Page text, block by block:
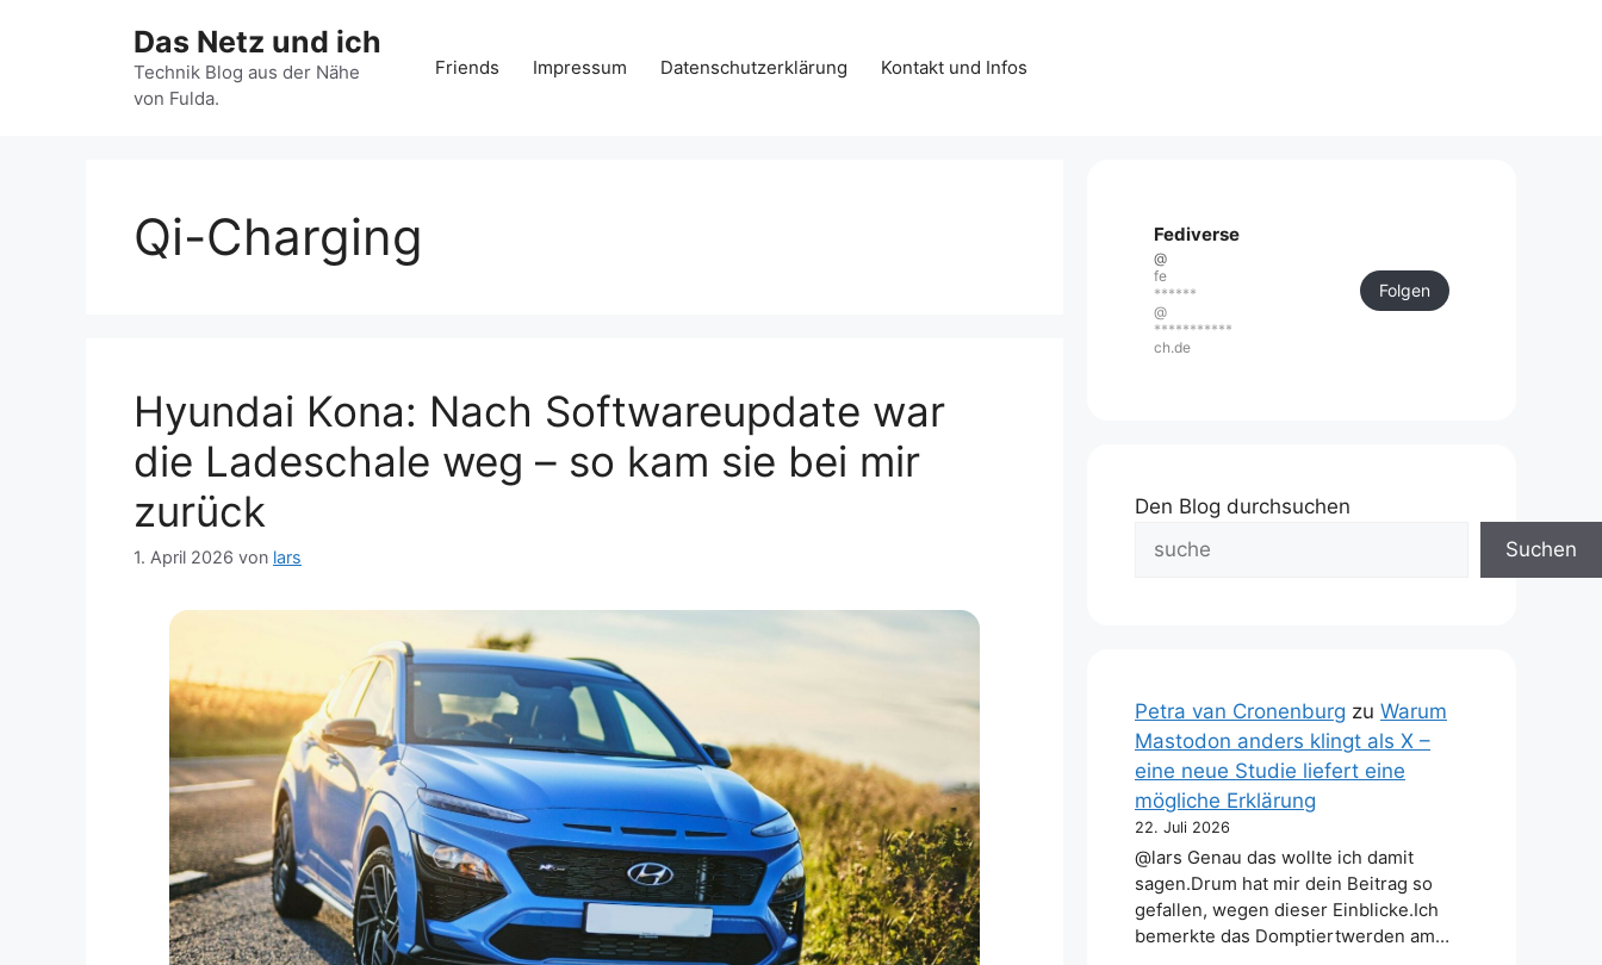
Das Netz und ich
Technik Blog aus der Nähe
von Fulda.
Friends Impressum Datenschutzerklärung Kontakt und Infos
Qi-Charging
Hyundai Kona: Nach Softwareupdate war
die Ladeschale weg – so kam sie bei mir
zurück
1. April 2026 von lars
Fediverse
@
fe
******
@
***********
ch.de
Folgen
Den Blog durchsuchen
Suchen
Petra van Cronenburg zu Warum
Mastodon anders klingt als X –
eine neue Studie liefert eine
mögliche Erklärung
22. Juli 2026
@lars Genau das wollte ich damit
sagen.Drum hat mir dein Beitrag so
gefallen, wegen dieser Einblicke.Ich
bemerkte das Domptiertwerden am…